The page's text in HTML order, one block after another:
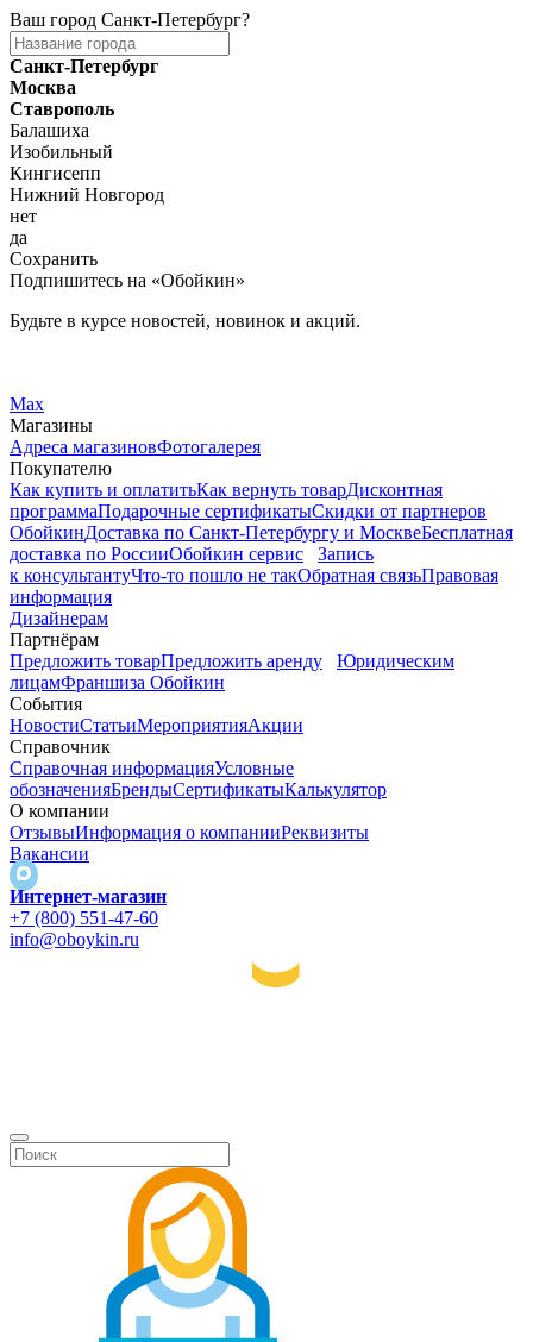
Ваш город Санкт-Петербург?
Санкт-Петербург
Москва
Ставрополь
Балашиха
Изобильный
Кингисепп
Нижний Новгород
нет
да
Сохранить
Подпишитесь на «Обойкин»
Будьте в курсе новостей, новинок и акций.
Max
Магазины
Адреса магазиновФотогалерея
Покупателю
Как купить и оплатитьКак вернуть товарДисконтная
программаПодарочные сертификатыСкидки от партнеров
ОбойкинДоставка по Санкт-Петербургу и МосквеБесплатная
доставка по РоссииОбойкин сервис
Запись
к консультантуЧто-то пошло не такОбратная связьПравовая
информация
Дизайнерам
Партнёрам
Предложить товарПредложить аренду
Юридическим
лицамФраншиза Обойкин
События
НовостиСтатьиМероприятияАкции
Справочник
Справочная информацияУсловные
обозначенияБрендыСертификатыКалькулятор
О компании
ОтзывыИнформация о компанииРеквизиты
Вакансии
Интернет-магазин
+7 (800) 551-47-60
info@oboykin.ru